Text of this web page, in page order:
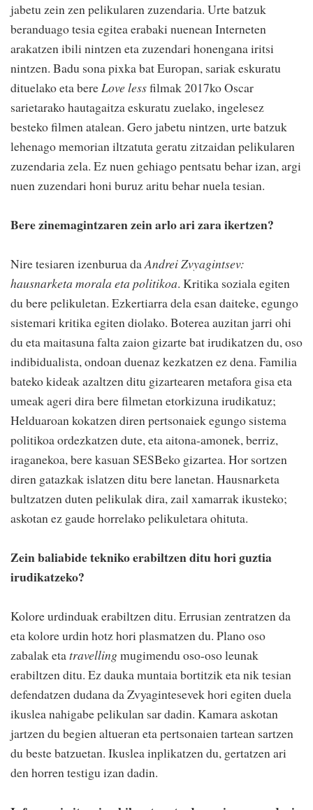
jabetu zein zen pelikularen zuzendaria. Urte batzuk
beranduago tesia egitea erabaki nuenean Interneten
arakatzen ibili nintzen eta zuzendari honengana iritsi
nintzen. Badu sona pixka bat Europan, sariak eskuratu
dituelako eta bereLove lessfilmak 2017ko Oscar
sarietarako hautagaitza eskuratu zuelako, ingelesez
besteko filmen atalean. Gero jabetu nintzen, urte batzuk
lehenago memorian iltzatuta geratu zitzaidan pelikularen
zuzendaria zela. Ez nuen gehiago pentsatu behar izan, argi
nuen zuzendari honi buruz aritu behar nuela tesian.
Bere zinemagintzaren zein arlo ari zara ikertzen?
Nire tesiaren izenburua daAndrei Zvyagintsev:
hausnarketa morala eta politikoa. Kritika soziala egiten
du bere pelikuletan. Ezkertiarra dela esan daiteke, egungo
sistemari kritika egiten diolako. Boterea auzitan jarri ohi
du eta maitasuna falta zaion gizarte bat irudikatzen du, oso
indibidualista, ondoan duenaz kezkatzen ez dena. Familia
bateko kideak azaltzen ditu gizartearen metafora gisa eta
umeak ageri dira bere filmetan etorkizuna irudikatuz;
Helduaroan kokatzen diren pertsonaiek egungo sistema
politikoa ordezkatzen dute, eta aitona-amonek, berriz,
iraganekoa, bere kasuan SESBeko gizartea. Hor sortzen
diren gatazkak islatzen ditu bere lanetan. Hausnarketa
bultzatzen duten pelikulak dira, zail xamarrak ikusteko;
askotan ez gaude horrelako pelikuletara ohituta.
Zein baliabide tekniko erabiltzen ditu hori guztia
irudikatzeko?
Kolore urdinduak erabiltzen ditu. Errusian zentratzen da
eta kolore urdin hotz hori plasmatzen du. Plano oso
zabalak etatravellingmugimendu oso-oso leunak
erabiltzen ditu. Ez dauka muntaia bortitzik eta nik tesian
defendatzen dudana da Zvyagintesevek hori egiten duela
ikuslea nahigabe pelikulan sar dadin. Kamara askotan
jartzen du begien altueran eta pertsonaien tartean sartzen
du beste batzuetan. Ikuslea inplikatzen du, gertatzen ari
den horren testigu izan dadin.